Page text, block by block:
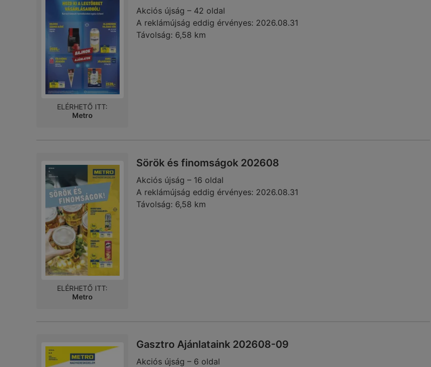
Akciós újság – 42 oldal
A reklámújság eddig érvényes: 2026.08.31
Távolság: 6,58 km
ELÉRHETŐ ITT:
Metro
Sörök és finomságok 202608
Akciós újság – 16 oldal
A reklámújság eddig érvényes: 2026.08.31
Távolság: 6,58 km
ELÉRHETŐ ITT:
Metro
Gasztro Ajánlataink 202608-09
Akciós újság – 6 oldal